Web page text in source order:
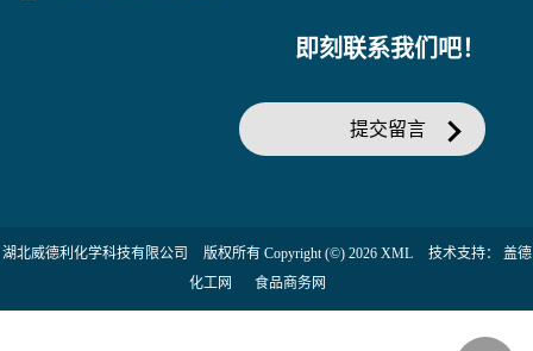
即刻联系我们吧！
提交留言
湖北威德利化学科技有限公司 版权所有 Copyright (©) 2026 XML 技术支持： 盖德
化工网
食品商务网